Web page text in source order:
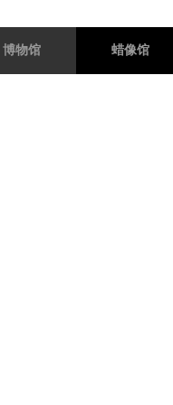
博物馆 蜡像馆